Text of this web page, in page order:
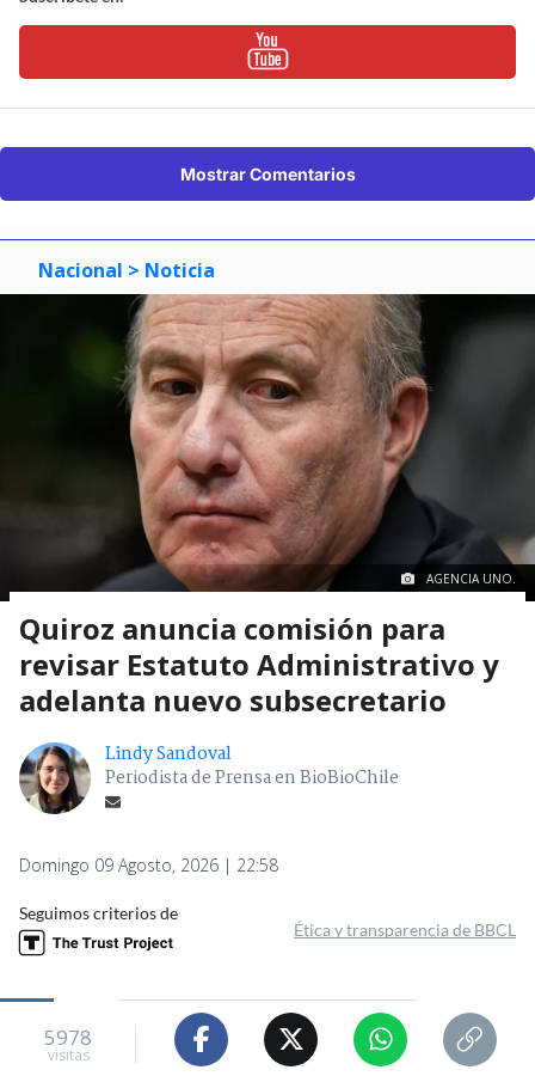
Mostrar Comentarios
Nacional > Noticia
AGENCIA UNO.
Quiroz anuncia comisión para
revisar Estatuto Administrativo y
adelanta nuevo subsecretario
Lindy Sandoval
Periodista de Prensa en BioBioChile
Domingo 09 Agosto, 2026 | 22:58
Seguimos criterios de
Ética y transparencia de BBCL
5978
visitas